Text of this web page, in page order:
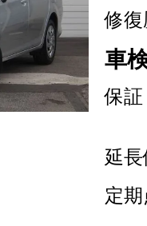
修復
車
保証
延
定